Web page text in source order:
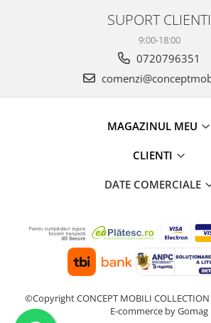
SUPORT CLIENTI
9:00-18:00
0720796351
MAGAZINUL MEU
CLIENTI
DATE COMERCIALE
©Copyright CONCEPT MOBILI COLLECTION
E-commerce by Gomag